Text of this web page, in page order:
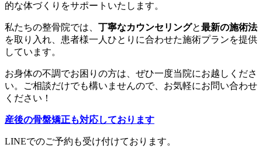
的な体づくりをサポートいたします。
私たちの整骨院では、 丁寧なカウンセリングと最新の施術法
を取り入れ、患者様一人ひとりに合わせた施術プランを提供
しています。
お身体の不調でお困りの方は、ぜひ一度当院にお越しくださ
い。ご相談だけでも構いませんので、お気軽にお問い合わせ
ください！
産後の骨盤矯正も対応しております
LINEでのご予約も受け付けております。